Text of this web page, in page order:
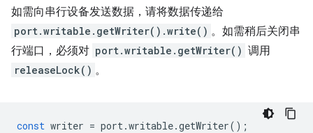
如需向串行设备发送数据，请将数据传递给
port.writable.getWriter().write() 。如需稍后关闭串
行端口，必须对 port.writable.getWriter() 调用
releaseLock() 。
const writer = port.writable.getWriter();